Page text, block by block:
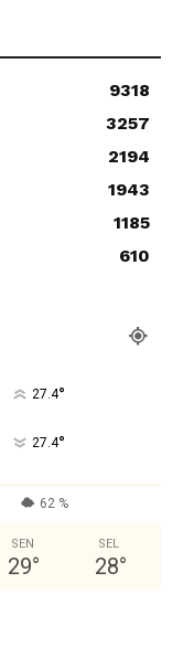
9318
3257
2194
1943
1185
610
27.4°
27.4°
62 %
SEN
29°
SEL
28°